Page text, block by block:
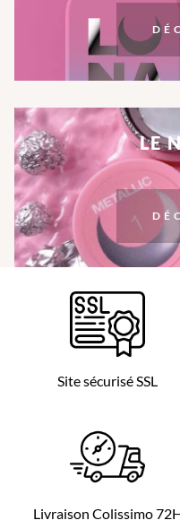
LE
Site sécurisé SSL
Livraison Colissimo